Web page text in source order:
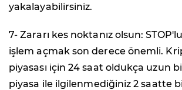
yakalayabilirsiniz.
7- Zararı kes noktanız olsun:
işlem açmak son derece önemli.
piyasası için 24 saat oldukça uzun
piyasa ile ilgilenmediğiniz 2 saatte